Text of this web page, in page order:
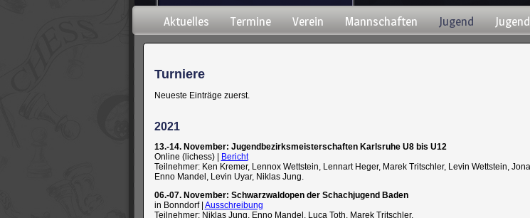
Navigation
überspringen
Aktuelles Termine Verein Mannschaften Jugend
Turniere
Neueste Einträge zuerst.
2021
13.-14. November: Jugendbezirksmeisterschaften Karlsruhe U8 bis U12
Online (lichess) |
Bericht
Teilnehmer: Ken Kremer, Lennox Wettstein, Lennart Heger, Marek Tritschler, Levin Wettstein,
Enno Mandel, Levin Uyar, Niklas Jung.
06.-07. November: Schwarzwaldopen der Schachjugend Baden
in Bonndorf | Ausschreibung
Teilnehmer: Niklas Jung, Enno Mandel, Luca Toth, Marek Tritschler.